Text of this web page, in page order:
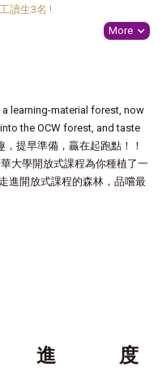
讀生3名 !
More
learning-material forest, now
the OCW forest, and taste
提早準備，贏在起跑點！！
大學開放式課程為你種植了一
進開放式課程的森林，品嚐最
進 度